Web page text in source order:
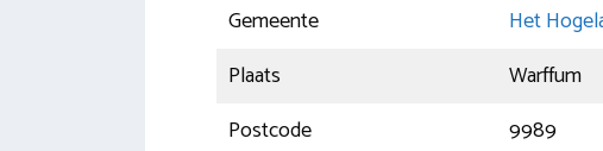
Gemeente
Het
Plaats
Warffum
Postcode
9989